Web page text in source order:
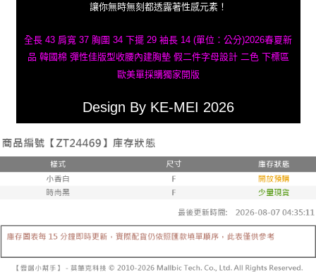
讓你無時無刻都透露著性感元素！
全長 43 肩寬 37 胸圍 34 下擺 29 袖長 14 (單位：公分)2026春夏新
品 韓國棉 彈性佳版型收腰內建胸墊 假二件字母設計 二色 下標區
歐美單採購獨家開版
Design By KE-MEI 2026